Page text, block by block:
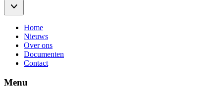
Home
Nieuws
Over ons
Documenten
Contact
Menu